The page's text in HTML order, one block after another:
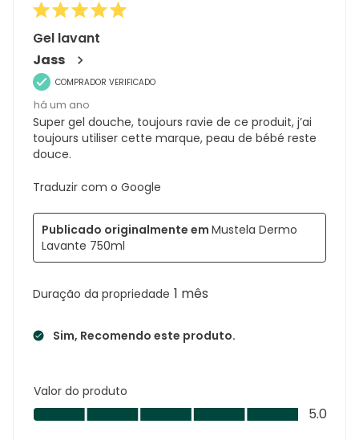
Gel lavant
Jass
COMPRADOR VERIFICADO
há um ano
Super gel douche, toujours ravie de ce produit, j’ai
toujours utiliser cette marque, peau de bébé reste
douce.
Traduzir com o Google
Duração da propriedade 1 mês
Sim, Recomendo este produto.
Publicado originalmente em Mustela Dermo
Lavante 750ml
Valor do produto
Valor
do
5.0